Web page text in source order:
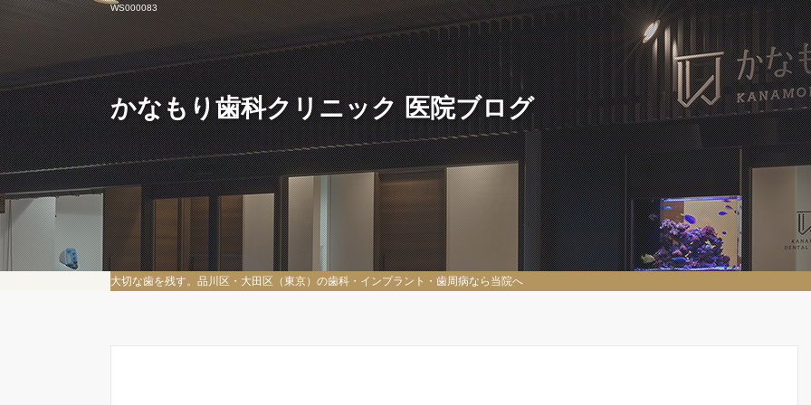
WS000083
かなもり歯科クリニック 医院ブログ
大切な歯を残す。品川区・大田区（東京）の歯科・インプラント・歯周病なら当院へ